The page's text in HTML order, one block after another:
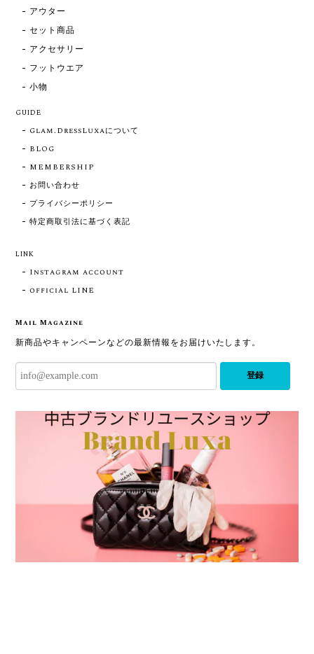
アウター
セット商品
アクセサリー
フットウエア
小物
GUIDE
Glam.DressLuxaについて
BLOG
MEMBERSHIP
お問い合わせ
プライバシーポリシー
特定商取引法に基づく表記
LINK
Instagram account
official LINE
Mail Magazine
新商品やキャンペーンなどの最新情報をお届けいたします。
登録